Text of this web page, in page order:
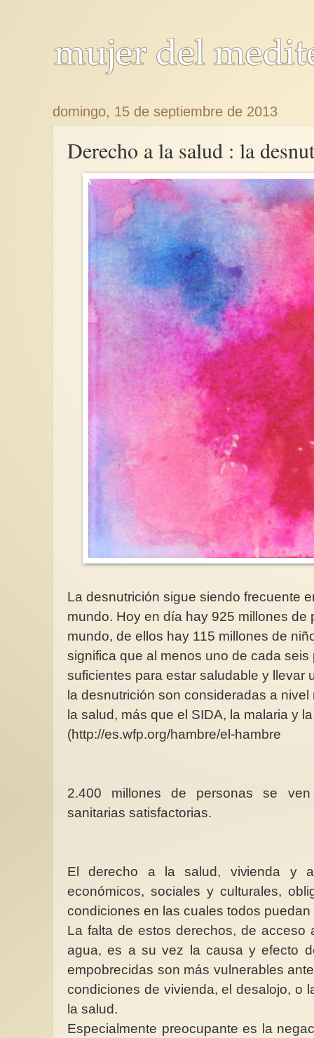
domingo, 15 de septiembre de 2013
Derecho a la salud : la
La desnutrición sigue siendo frecuente
mundo. Hoy en día hay 925 millones de
mundo, de ellos hay 115 millones de
significa que al menos uno de cada
suficientes para estar saludable y llevar
la desnutrición son consideradas a
la salud, más que el SIDA, la malaria y
(http://es.wfp.org/hambre/el-hambre
2.400 millones de personas se
sanitarias satisfactorias.
El derecho a la salud, vivienda y
económicos, sociales y culturales,
condiciones en las cuales todos
La falta de estos derechos, de
agua, es a su vez la causa y efecto
empobrecidas son más vulnerables
condiciones de vivienda, el desalojo, o
la salud.
Especialmente preocupante es la
Rotas resistentes y